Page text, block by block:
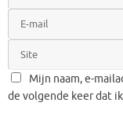
Mijn naam, e-
de volgende keer dat